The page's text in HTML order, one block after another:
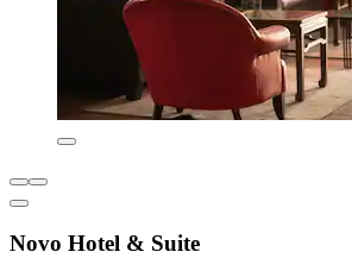
Novo Hotel & Suite